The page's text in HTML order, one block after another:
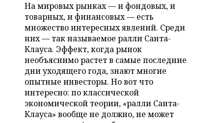
ОТКРЫТАЯ ЛЕКЦИЯ
БАСКЕТБОЛ
ВОЛЕЙБОЛ
КИБЕРСПОРТ
ФИГУРНОЕ КАТАНИЕ
ВОДНЫЕ ВИДЫ СПОРТА
ХОККЕЙ С МЯЧОМ
ИНФРАСТРУКТУРА
ИСТОРИЯ
КУЛЬТУРА
МЕДИЦИНА
ОБРАЗОВАНИЕ
ПРОИСШЕСТВИЯ
СПРАВОЧНИК
СПИСОК ПЕРСОН
СПИСОК КОМПАНИЙ
ПОЛНАЯ ВЕРСИЯ
На мировых рынках — и фондовых, и
товарных, и финансовых — есть
множество интересных явлений. Среди
них — так называемое ралли Санта-
Клауса. Эффект, когда рынок
необъяснимо растет в самые последние
дни уходящего года, знают многие
опытные инвесторы. Но вот что
интересно: по классической
экономической теории, «ралли Санта-
Клауса» вообще не должно, не может